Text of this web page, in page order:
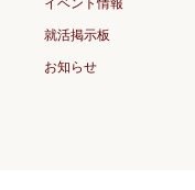
就活掲示板
お知らせ